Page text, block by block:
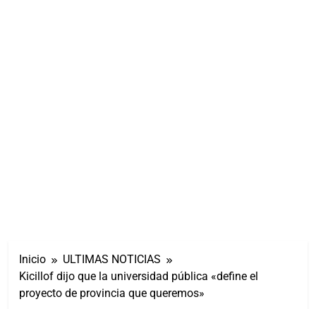
Inicio
ULTIMAS NOTICIAS
Kicillof dijo que la universidad pública «define el
proyecto de provincia que queremos»